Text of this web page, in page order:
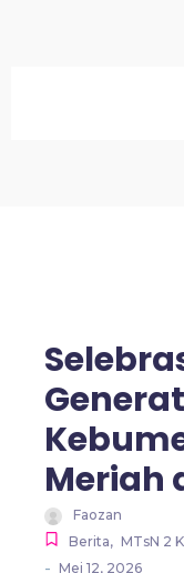
Meriah
Faozan
Berita, MTsN 2
- Mei 12, 2026